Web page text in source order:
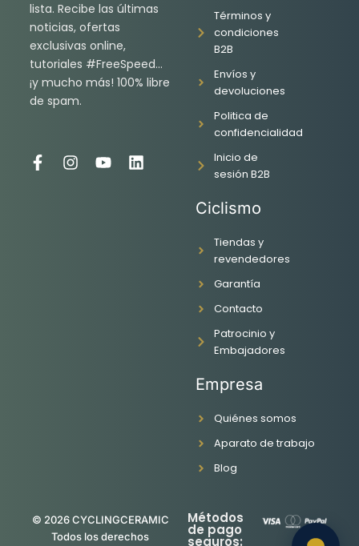
lista. Recibe las últimas
noticias, ofertas
exclusivas online,
tutoriales #FreeSpeed…
¡y mucho más! 100% libre
de spam.
F
I
Y
L
Términos y
condiciones
B2B
Envíos y
devoluciones
Politica de
confidencialidad
Inicio de
sesión B2B
Ciclismo
Tiendas y
revendedores
Garantía
Contacto
Patrocinio y
Embajadores
Empresa
Quiénes somos
Aparato de trabajo
Blog
© 2026 CYCLINGCERAMIC
Todos los derechos
Métodos
de pago
seguros: